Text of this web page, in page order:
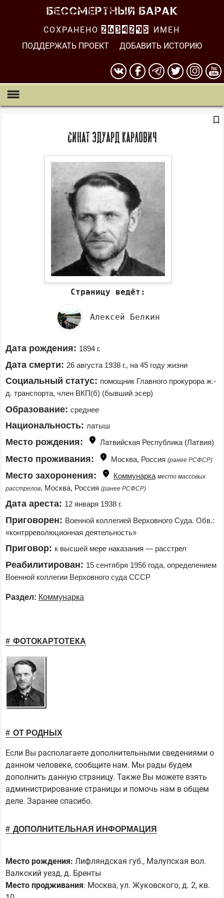
СОХРАНЕНО 2634296
ИМЕН
ПОДДЕРЖАТЬ ПРОЕКТ
ДОБАВИТЬ ИСТОРИЮ
Синат Эдуард Карлович
Страницу ведёт:
Алексей Белкин
Дата рождения: 1894 г.
Дата смерти: 26 августа 1938 г., на 45 году жизни
Социальный статус: помощник Главного прокурора ж.-
д. транспорта, член ВКП(б) (бывший эсер)
Образование: среднее
Национальность: латыш
Место рождения: Латвийская Республика (Латвия)
Место проживания: Москва, Россия (ранее РСФСР)
Место захоронения: Коммунарка место массовых
расстрелов, Москва, Россия (ранее РСФСР)
Дата ареста: 12 января 1938 г.
Приговорен: Военной коллегией Верховного Суда. Обв.:
«контрреволюционная деятельность»
Приговор: к высшей мере наказания — расстрел
Реабилитирован: 15 сентября 1956 года, определением
Военной коллегии Верховного суда СССР
Раздел: Коммунарка
ФОТОКАРТОТЕКА
ОТ РОДНЫХ
Если Вы располагаете дополнительными сведениями о
данном человеке, сообщите нам. Мы рады будем
дополнить данную страницу. Также Вы можете взять
администрирование страницы и помочь нам в общем
деле. Заранее спасибо.
ДОПОЛНИТЕЛЬНАЯ ИНФОРМАЦИЯ
Место рождения: Лифляндская губ., Малупская вол.
Валкский уезд, д. Бренты
Место продживания: Москва, ул. Жуковского, д. 2, кв.